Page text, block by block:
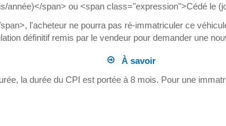
année)</span> ou <span class="expression">Cédé le
l'acheteur ne pourra pas ré-immatriculer ce
définitif remis par le vendeur pour demander une
À savoir
la durée du CPI est portée à 8 mois. Pour une